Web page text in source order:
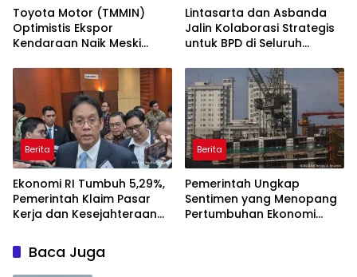
Toyota Motor (TMMIN)
Optimistis Ekspor
Kendaraan Naik Meski
Lintasarta dan Asbanda
Jalin Kolaborasi Strategis
untuk BPD di Seluruh
Berita
Ekonomi RI Tumbuh 5,29%,
Pemerintah Klaim Pasar
Kerja dan Kesejahteraan
Berita
Pemerintah Ungkap
Sentimen yang Menopang
Pertumbuhan Ekonomi
Baca Juga